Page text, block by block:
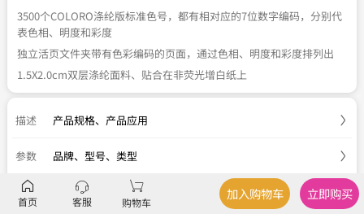
3500个COLORO涤纶版标准色号，都有相对应的7位数字编码，分别代
表色相、明度和彩度
独立活页文件夹带有色彩编码的页面，通过色相、明度和彩度排列出
1.5X2.0cm双层涤纶面料、贴合在非荧光增白纸上
描述 产品规格、 产品应用
参数 品牌、型号、类型
服务 官方正品 关于税费 七天退换
首页 客服 购物车
加入购物车 立即购买